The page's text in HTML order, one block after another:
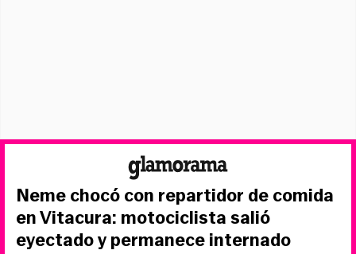
Neme chocó con repartidor de comida
en Vitacura: motociclista salió
eyectado y permanece internado